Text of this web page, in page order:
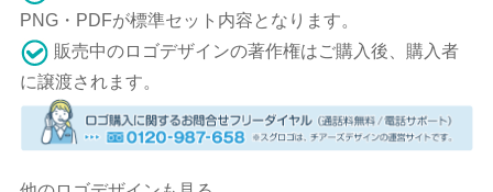
PNG・PDFが標準セット内容となります。
販売中のロゴデザインの著作権はご購入後、購入者
に譲渡されます。